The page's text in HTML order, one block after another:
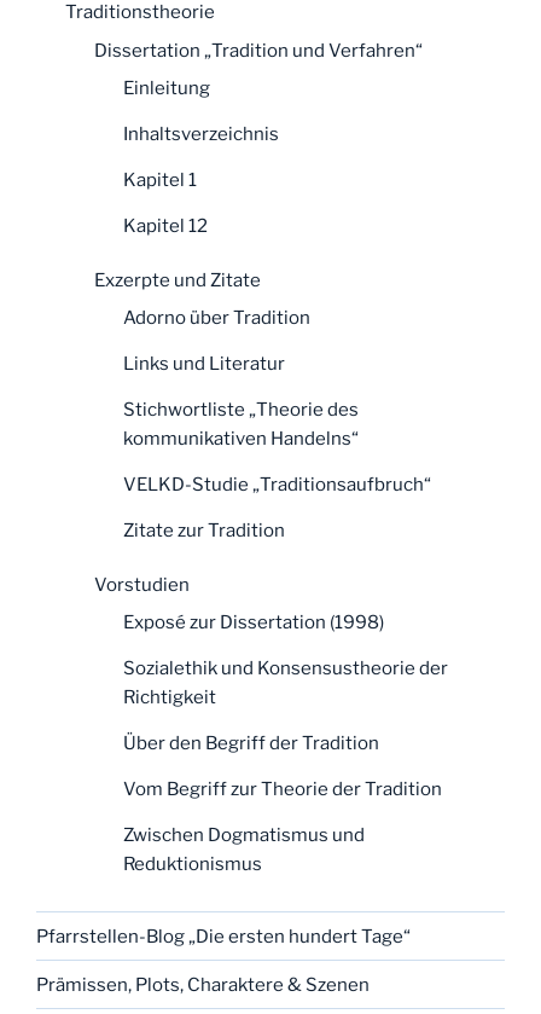
Traditionstheorie
Dissertation „Tradition und Verfahren“
Einleitung
Inhaltsverzeichnis
Kapitel 1
Kapitel 12
Exzerpte und Zitate
Adorno über Tradition
Links und Literatur
Stichwortliste „Theorie des
kommunikativen Handelns“
VELKD-Studie „Traditionsaufbruch“
Zitate zur Tradition
Vorstudien
Exposé zur Dissertation (1998)
Sozialethik und Konsensustheorie der
Richtigkeit
Über den Begriff der Tradition
Vom Begriff zur Theorie der Tradition
Zwischen Dogmatismus und
Reduktionismus
Pfarrstellen-Blog „Die ersten hundert Tage“
Prämissen, Plots, Charaktere & Szenen